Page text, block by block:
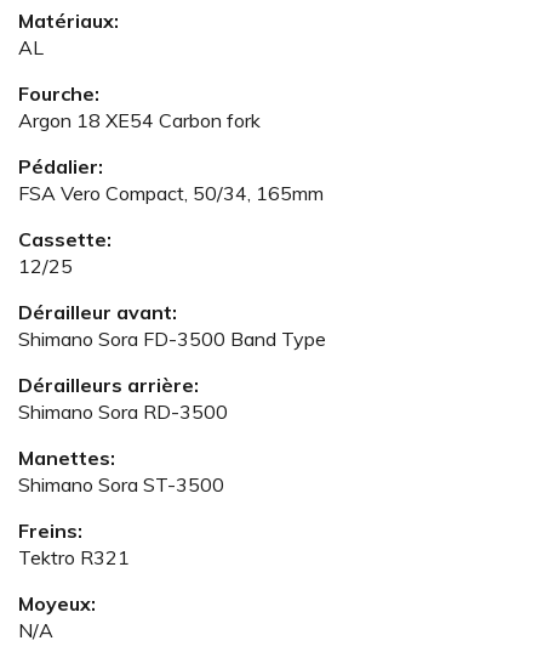
Matériaux:
AL
Fourche:
Argon 18 XE54 Carbon fork
Pédalier:
FSA Vero Compact, 50/34, 165mm
Cassette:
12/25
Dérailleur avant:
Shimano Sora FD-3500 Band Type
Dérailleurs arrière:
Shimano Sora RD-3500
Manettes:
Shimano Sora ST-3500
Freins:
Tektro R321
Moyeux:
N/A